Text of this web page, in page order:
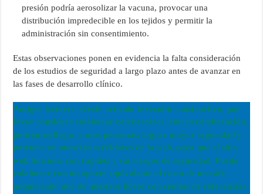
presión podría aerosolizar la vacuna, provocar una
distribución impredecible en los tejidos y permitir la
administración sin consentimiento.
Estas observaciones ponen en evidencia la falta consideración
de los estudios de seguridad a largo plazo antes de avanzar en
las fases de desarrollo clínico.
Amigos lectores, si este articulo le resultó constructivo, por
favor considere colaborar con nosotros, con su colaboración
podremos llegar a más personas, lograr mayor seguridad y
potencia en nuestros servidores de la web, para que el sitio
web funcione con rapidez y sin riesgos de seguridad. Puede
colaborar con un aporte equivalente al costo de un café,
adquiriendo uno de nuestros libros con cientos de referencias